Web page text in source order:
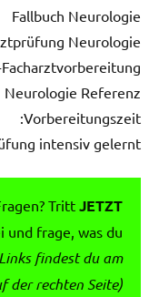
Fallbuch Neurologie
Neurologie
Facharztvorbereitung
Neurologie Referenz
Vorbereitungszeit:
intensiv gelernt.
Tritt JETZT
und frage, was du
findest du am
der rechten Seite)